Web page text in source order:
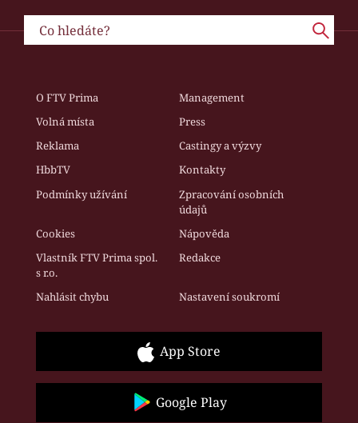
O FTV Prima
Management
Volná místa
Press
Reklama
Castingy a výzvy
HbbTV
Kontakty
Podmínky užívání
Zpracování osobních
údajů
Cookies
Nápověda
Vlastník FTV Prima spol.
s r.o.
Redakce
Nahlásit chybu Nastavení soukromí
App Store
Google Play